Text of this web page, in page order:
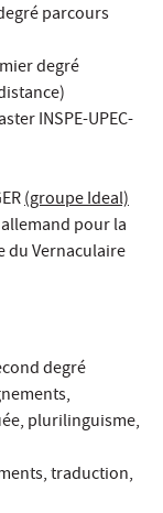
parcours
degré
INSPE-UPEC-
(groupe Ideal)
pour la
du Vernaculaire
degré
plurilinguisme,
traduction,